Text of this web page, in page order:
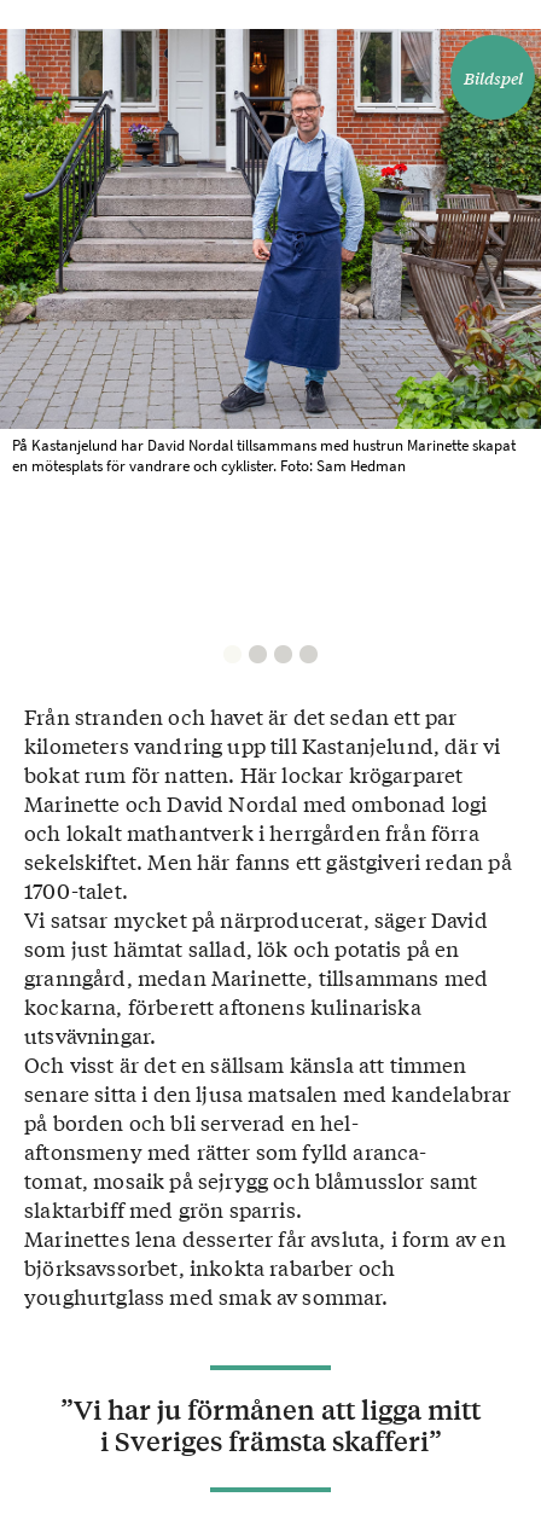
Bildspel
På Kastanjelund har David Nordal tillsammans med hustrun Marinette skapat
en mötesplats för vandrare och cyklister. Foto: Sam Hedman
Från stranden och havet är det sedan ett par
kilometers vandring upp till Kastanjelund, där vi
bokat rum för natten. Här lockar krögarparet
Marinette och David Nordal med ombonad logi
och lokalt mathantverk i herrgården från förra
sekelskiftet. Men här fanns ett gästgiveri redan på
1700-talet.
Vi satsar mycket på närproducerat, säger David
som just hämtat sallad, lök och potatis på en
granngård, medan Marinette, tillsammans med
kockarna, förberett aftonens kulinariska
utsvävningar.
Och visst är det en sällsam känsla att timmen
senare sitta i den ljusa matsalen med kandelabrar
på borden och bli serverad en hel-
aftonsmeny med rätter som fylld aranca-
tomat, mosaik på sejrygg och blåmusslor samt
slaktarbiff med grön sparris.
Marinettes lena desserter får avsluta, i form av en
björksavssorbet, inkokta rabarber och
youghurtglass med smak av sommar.
”Vi har ju förmånen att ligga mitt
i Sveriges främsta skafferi”